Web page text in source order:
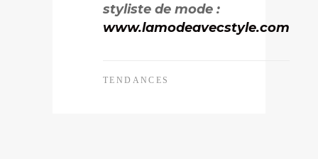
styliste de mode :
www.lamodeavecstyle.com
TENDANCES